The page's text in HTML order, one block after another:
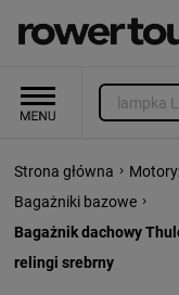
Strona główna ›
Bagażniki bazowe ›
Bagażnik dachowy
relingi srebrny